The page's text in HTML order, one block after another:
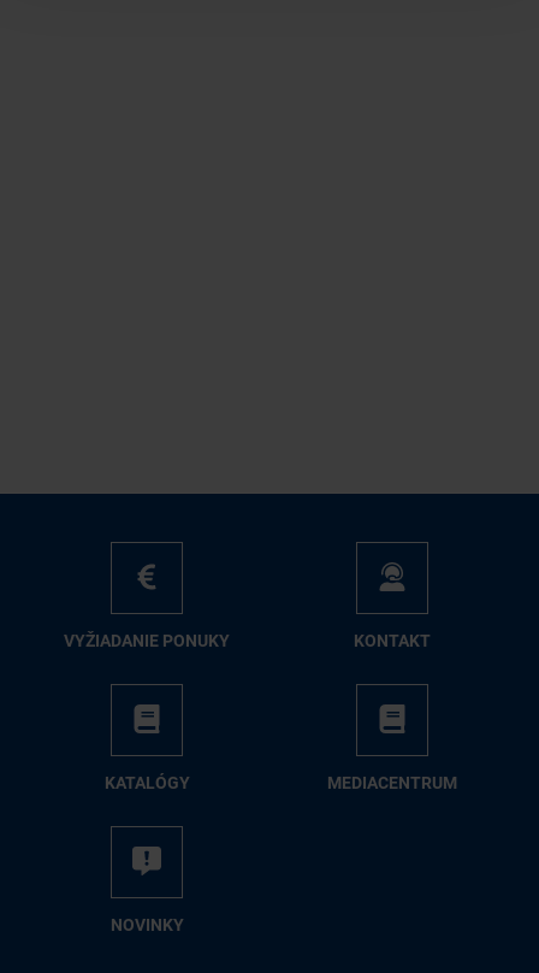
VY­ŽIA­DA­NIE PO­NU­KY KON­TAKT
KA­TA­LÓ­GY ME­DIA­CEN­TRUM
NO­VIN­KY